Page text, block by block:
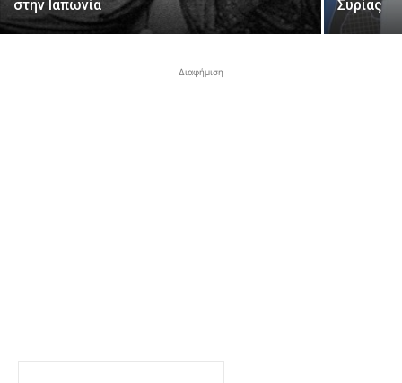
στην Ιαπωνία
Συρίας
Διαφήμιση